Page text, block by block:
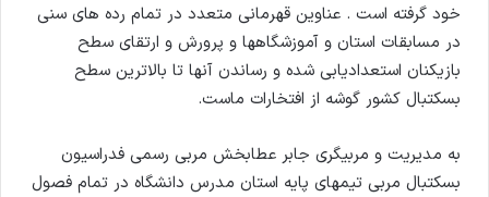
خود گرفته است . عناوین قهرمانی متعدد در تمام رده های سنی
در مسابقات استان و آموزشگاهها و پرورش و ارتقای سطح
بازیکنان استعدادیابی شده و رساندن آنها تا بالاترین سطح
بسکتبال کشور گوشه از افتخارات ماست.
به مدیریت و مربیگری جابر عطابخش مربی رسمی فدراسیون
بسکتبال مربی تیمهای پایه استان مدرس دانشگاه در تمام فصول